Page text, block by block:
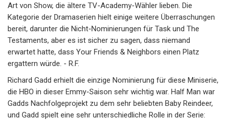
Art von Show, die ältere TV-Academy-Wähler lieben. Die
Kategorie der Dramaserien hielt einige weitere Überraschungen
bereit, darunter die Nicht-Nominierungen für Task und The
Testaments, aber es ist sicher zu sagen, dass niemand
erwartet hatte, dass Your Friends & Neighbors einen Platz
ergattern würde. - R.F.
Richard Gadd erhielt die einzige Nominierung für diese Miniserie,
die HBO in dieser Emmy-Saison sehr wichtig war. Half Man war
Gadds Nachfolgeprojekt zu dem sehr beliebten Baby Reindeer,
und Gadd spielt eine sehr unterschiedliche Rolle in der Serie: